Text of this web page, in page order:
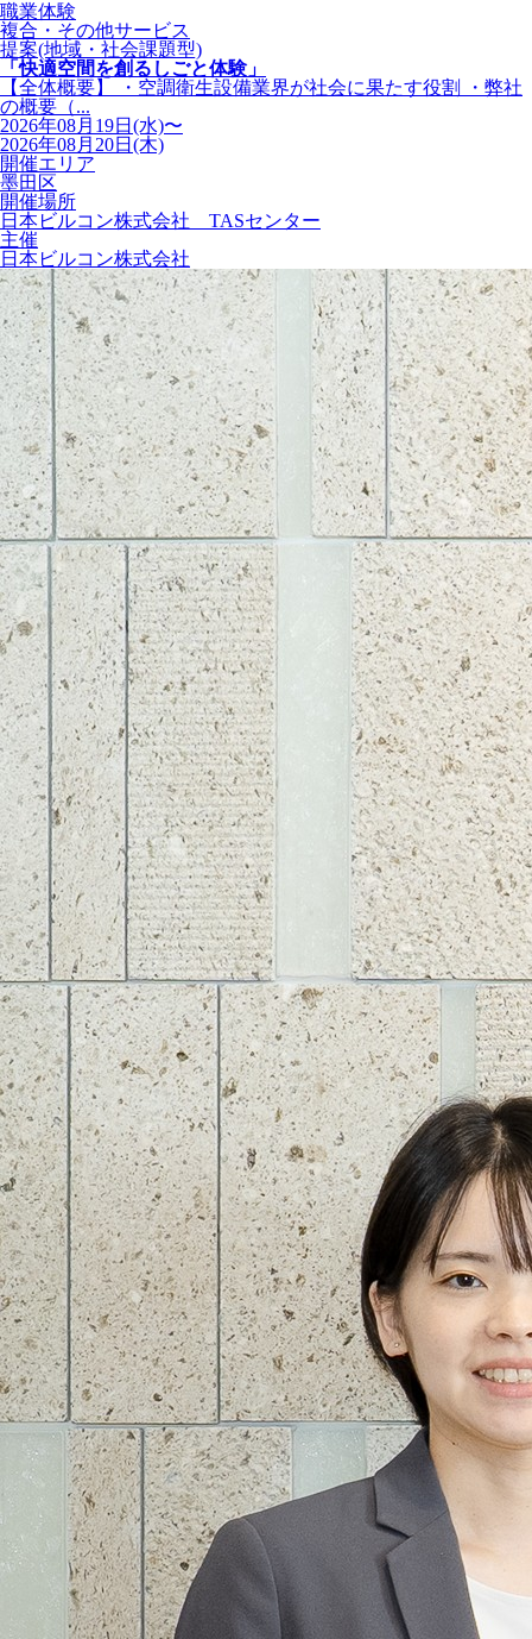
職業体験
複合・その他サービス
提案(地域・社会課題型)
「快適空間を創るしごと体験」
【全体概要】 ・空調衛生設備業界が社会に果たす役割 ・弊社
の概要（...
2026年08月19日(水)〜
2026年08月20日(木)
開催エリア
墨田区
開催場所
日本ビルコン株式会社 TASセンター
主催
日本ビルコン株式会社